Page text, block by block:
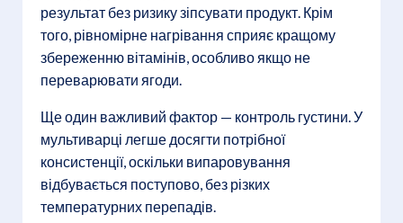
результат без ризику зіпсувати продукт. Крім
того, рівномірне нагрівання сприяє кращому
збереженню вітамінів, особливо якщо не
переварювати ягоди.
Ще один важливий фактор — контроль густини. У
мультиварці легше досягти потрібної
консистенції, оскільки випаровування
відбувається поступово, без різких
температурних перепадів.